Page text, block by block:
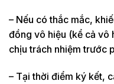
– Nếu có thắc mắc,
đồng vô hiệu (kể cả vô
chịu trách nhiệm trước
– Tại thời điểm ký kết,